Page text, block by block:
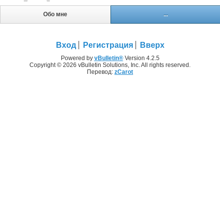
Обо мне ...
Вход Регистрация Вверх
Powered by vBulletin®Version 4.2.5
Copyright © 2026 vBulletin Solutions, Inc. All rights reserved.
Перевод: zCarot